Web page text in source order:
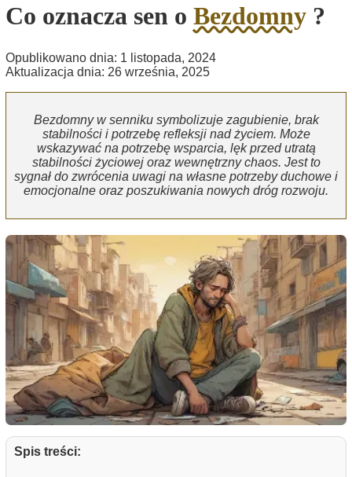
Co oznacza sen o Bezdomny ?
Opublikowano dnia: 1 listopada, 2024
Aktualizacja dnia: 26 września, 2025
Bezdomny w senniku symbolizuje zagubienie, brak
stabilności i potrzebę refleksji nad życiem. Może
wskazywać na potrzebę wsparcia, lęk przed utratą
stabilności życiowej oraz wewnętrzny chaos. Jest to
sygnał do zwrócenia uwagi na własne potrzeby duchowe i
emocjonalne oraz poszukiwania nowych dróg rozwoju.
Spis treści: